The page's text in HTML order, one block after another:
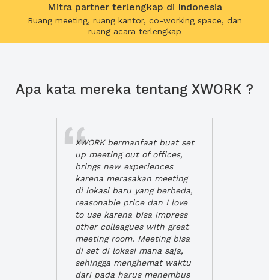
Mitra partner terlengkap di Indonesia
Ruang meeting, ruang kantor, co-working space, dan
ruang acara terlengkap
Apa kata mereka tentang XWORK ?
XWORK bermanfaat buat set
up meeting out of offices,
brings new experiences
karena merasakan meeting
di lokasi baru yang berbeda,
reasonable price dan I love
to use karena bisa impress
other colleagues with great
meeting room. Meeting bisa
di set di lokasi mana saja,
sehingga menghemat waktu
dari pada harus menembus